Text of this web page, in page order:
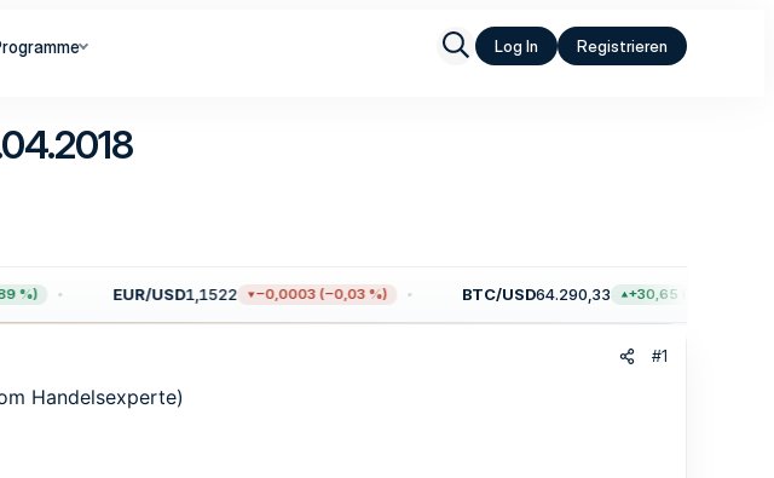
Log In Registrieren
EUR/USD1,1522 −0,0003 (−0,03 %) BTC/USD64.290,33 +30,65 (+0,05 %)
#1
Handelsexperte)